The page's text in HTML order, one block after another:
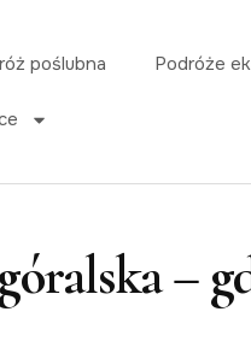
poślubna Podróże
–